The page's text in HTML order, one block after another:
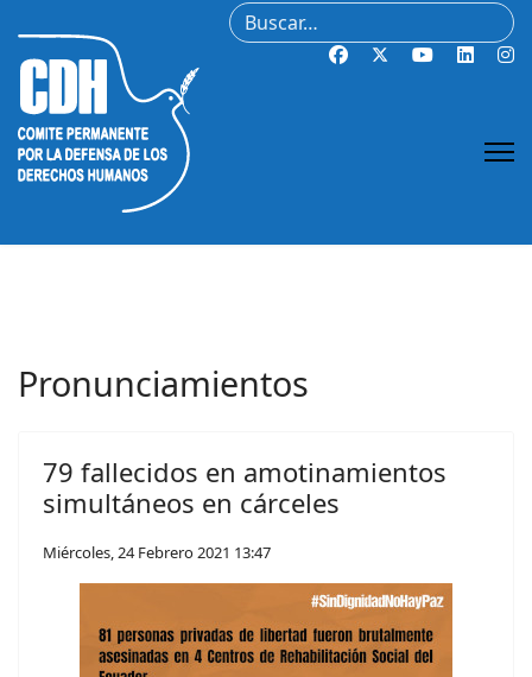
Buscar
Pronunciamientos
79 fallecidos en amotinamientos
simultáneos en cárceles
Miércoles, 24 Febrero 2021 13:47